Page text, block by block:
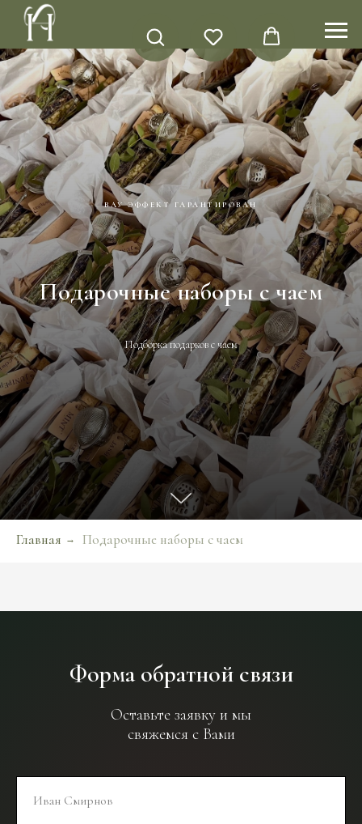
ВАУ ЭФФЕКТ ГАРАНТИРОВАН
Подарочные наборы с чаем
Подборка подарков с чаем
Главная → Подарочные наборы с чаем
Форма обратной связи
Оставьте заявку и мы
свяжемся с Вами